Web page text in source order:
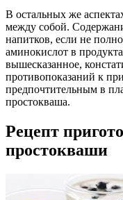
В остальных же
между собой.
напитков, если не
аминокислот в
вышесказанное,
противопоказаний к
предпочтительным в
простокваша.
Рецепт
простокваши